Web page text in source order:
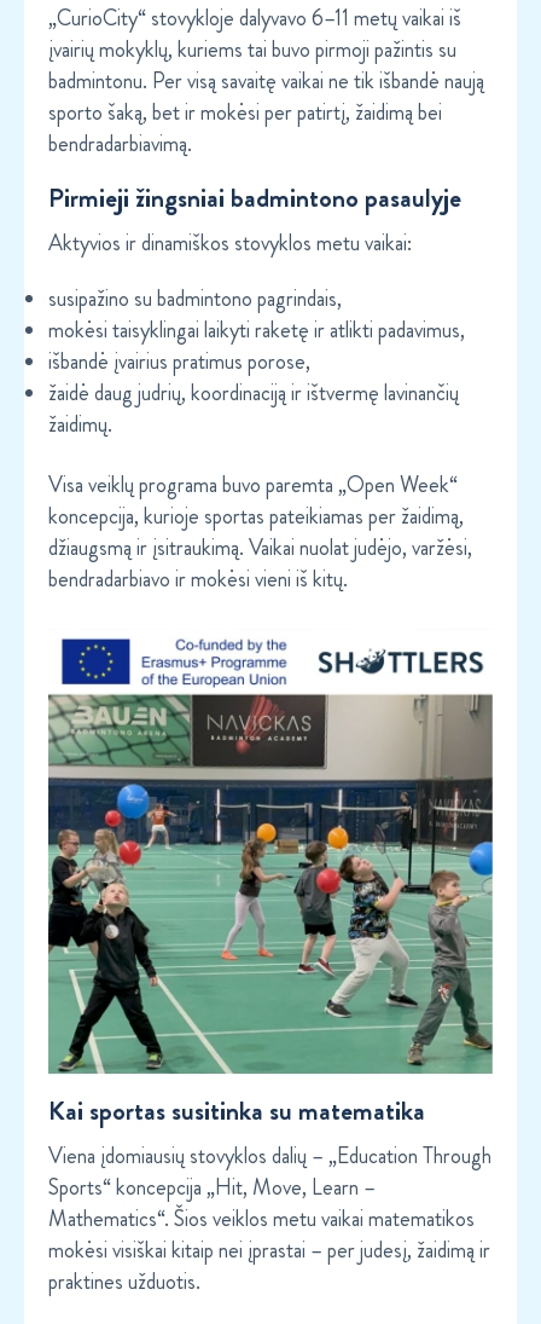
„CurioCity“ stovykloje dalyvavo 6–11 metų vaikai iš
įvairių mokyklų, kuriems tai buvo pirmoji pažintis su
badmintonu. Per visą savaitę vaikai ne tik išbandė naują
sporto šaką, bet ir mokėsi per patirtį, žaidimą bei
bendradarbiavimą.
Pirmieji žingsniai badmintono pasaulyje
Aktyvios ir dinamiškos stovyklos metu vaikai:
susipažino su badmintono pagrindais,
mokėsi taisyklingai laikyti raketę ir atlikti padavimus,
išbandė įvairius pratimus porose,
žaidė daug judrių, koordinaciją ir ištvermę lavinančių
žaidimų.
Visa veiklų programa buvo paremta „Open Week“
koncepcija, kurioje sportas pateikiamas per žaidimą,
džiaugsmą ir įsitraukimą. Vaikai nuolat judėjo, varžėsi,
bendradarbiavo ir mokėsi vieni iš kitų.
Kai sportas susitinka su matematika
Viena įdomiausių stovyklos dalių – „Education Through
Sports“ koncepcija „Hit, Move, Learn –
Mathematics“. Šios veiklos metu vaikai matematikos
mokėsi visiškai kitaip nei įprastai – per judesį, žaidimą ir
praktines užduotis.